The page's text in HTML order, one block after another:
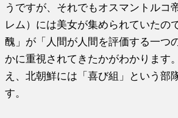
うですが、それでもオスマントルコ
レム）には美女が集められていたの
醜」が「人間が人間を評価する一つ
かに重視されてきたかがわかります
え、北朝鮮には「喜び組」という部
す。